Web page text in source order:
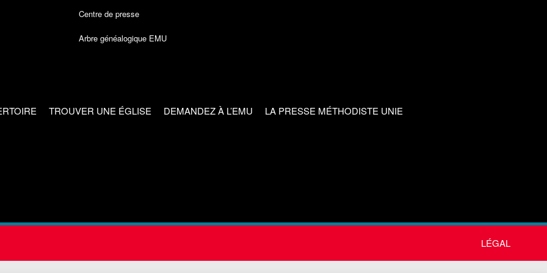
Centre de presse
Arbre généalogique EMU
TROUVER UNE ÉGLISE DEMANDEZ À L’EMU LA PRESSE MÉTHODISTE UNIE
LÉGAL